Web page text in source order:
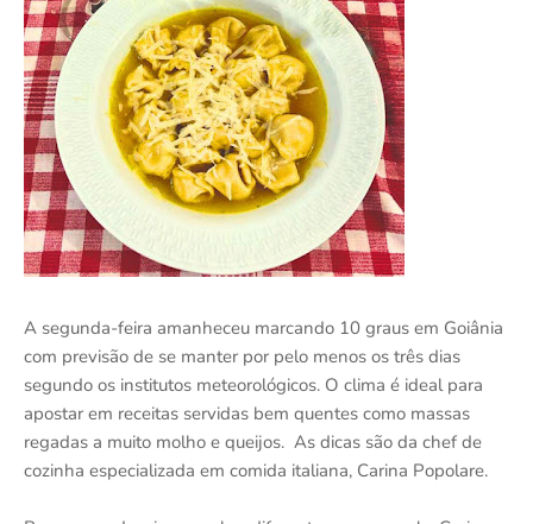
A segunda-feira amanheceu marcando 10 graus em Goiânia
com previsão de se manter por pelo menos os três dias
segundo os institutos meteorológicos. O clima é ideal para
apostar em receitas servidas bem quentes como massas
regadas a muito molho e queijos. As dicas são da chef de
cozinha especializada em comida italiana, Carina Popolare.